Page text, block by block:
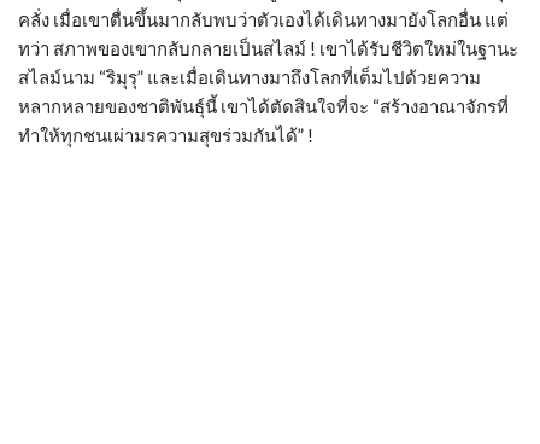
คลั่ง เมื่อเขาตื่นขึ้นมากลับพบว่าตัวเองได้เดินทางมายังโลกอื่น แต่
ทว่า สภาพของเขากลับกลายเป็นสไลม์ ! เขาได้รับชีวิตใหม่ในฐานะ
สไลม์นาม “ริมุรุ” และเมื่อเดินทางมาถึงโลกที่เต็มไปด้วยความ
หลากหลายของชาติพันธุ์นี้ เขาได้ตัดสินใจที่จะ “สร้างอาณาจักรที่
ทำให้ทุกชนเผ่ามรความสุขร่วมกันได้” !